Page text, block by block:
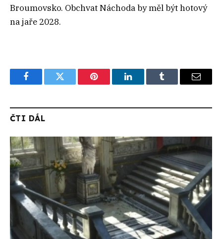
Broumovsko. Obchvat Náchoda by měl být hotový
na jaře 2028.
FacebookTwitter Pinterest LinkedInTumblr Email
ČTI DÁL